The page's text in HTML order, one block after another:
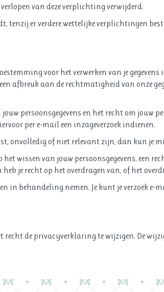
van deze verplichting verwijderd.
tenzij er verdere wettelijke verplichtingen
voor het verwerken van je
afbreuk aan de rechtmatigheid van onze
persoonsgegevens en het recht om jouw
per e-mail een inzageverzoek indienen.
onvolledig of niet relevant zijn, dan kun je
wissen van jouw persoonsgegevens, een
je recht op het overdragen van, of het
in behandeling nemen. Je kunt je verzoek
recht de privacyverklaring te wijzigen. De